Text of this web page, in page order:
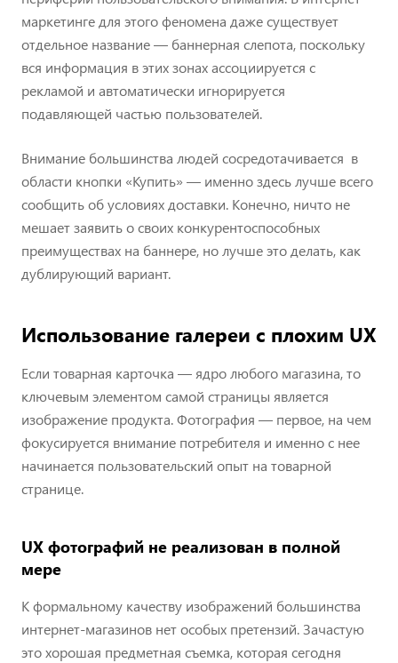
маркетинге для этого феномена даже существует
отдельное название — баннерная слепота, поскольку
вся информация в этих зонах ассоциируется с
рекламой и автоматически игнорируется
подавляющей частью пользователей.
Внимание большинства людей сосредотачивается в
области кнопки «Купить» — именно здесь лучше всего
сообщить об условиях доставки. Конечно, ничто не
мешает заявить о своих конкурентоспособных
преимуществах на баннере, но лучше это делать, как
дублирующий вариант.
Использование галереи с плохим UX
Если товарная карточка — ядро любого магазина, то
ключевым элементом самой страницы является
изображение продукта. Фотография — первое, на чем
фокусируется внимание потребителя и именно с нее
начинается пользовательский опыт на товарной
странице.
UX фотографий не реализован в полной
мере
К формальному качеству изображений большинства
интернет-магазинов нет особых претензий. Зачастую
это хорошая предметная съемка, которая сегодня